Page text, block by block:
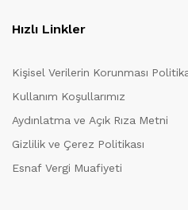
Hızlı Linkler
Kişisel Verilerin Korunması
Kullanım Koşullarımız
Aydınlatma ve Açık Rıza Metni
Gizlilik ve Çerez Politikası
Esnaf Vergi Muafiyeti